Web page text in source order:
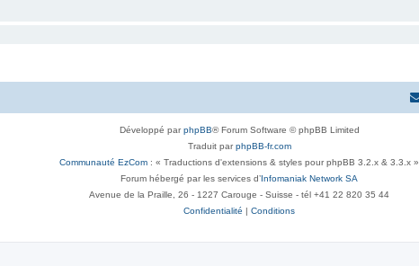
Développé parphpBB® Forum Software © phpBB Limited
Traduit parphpBB-fr.com
Communauté EzCom : « Traductions d'extensions & styles pour phpBB 3.2.x & 3.3.x »
Forum hébergé par les services d’Infomaniak Network SA
Avenue de la Praille, 26 - 1227 Carouge - Suisse - tél +41 22 820 35 44
Confidentialité | Conditions